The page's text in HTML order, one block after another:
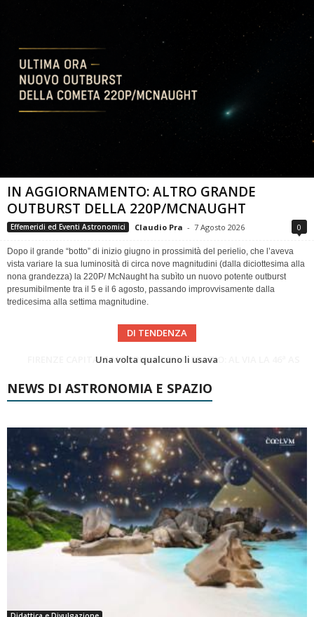
IN AGGIORNAMENTO: ALTRO GRANDE
OUTBURST DELLA 220P/MCNAUGHT
Effemeridi ed Eventi Astronomici Claudio Pra - 7 Agosto 2026 0
Dopo il grande “botto” di inizio giugno in prossimità del perielio, che l’aveva
vista variare la sua luminosità di circa nove magnitudini (dalla diciottesima alla
nona grandezza) la 220P/ McNaught ha subìto un nuovo potente outburst
presumibilmente tra il 5 e il 6 agosto, passando improvvisamente dalla
tredicesima alla settima magnitudine.
DI TENDENZA
Cielo del Mese di Agosto 2026
NEWS DI ASTRONOMIA E SPAZIO